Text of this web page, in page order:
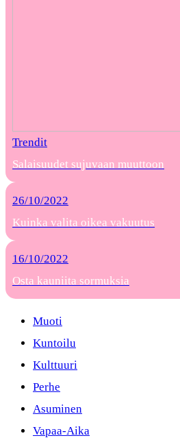
Trendit
Salaisuudet sujuvaan muuttoon
26/10/2022
Kuinka valita oikea vakuutus
16/10/2022
Osta kauniita sormuksia
Muoti
Kuntoilu
Kulttuuri
Perhe
Asuminen
Vapaa-Aika